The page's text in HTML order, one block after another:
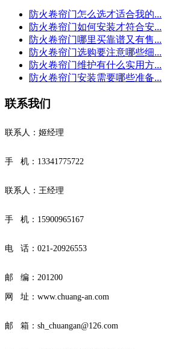
防火卷帘门怎么选才适合我的...
防火卷帘门如何安装才符合安...
防火卷帘门哪里买靠谱又有售...
防火卷帘门选购要注意哪些细...
防火卷帘门维护有什么实用方...
防火卷帘门安装需要哪些准备...
联系我们
联系人：姬经理
手 机：13341775722
联系人：王经理
手 机：15900965167
电 话： 021-20926553
邮 编：201200
网 址： www.chuang-an.com
邮 箱：sh_chuangan@126.com